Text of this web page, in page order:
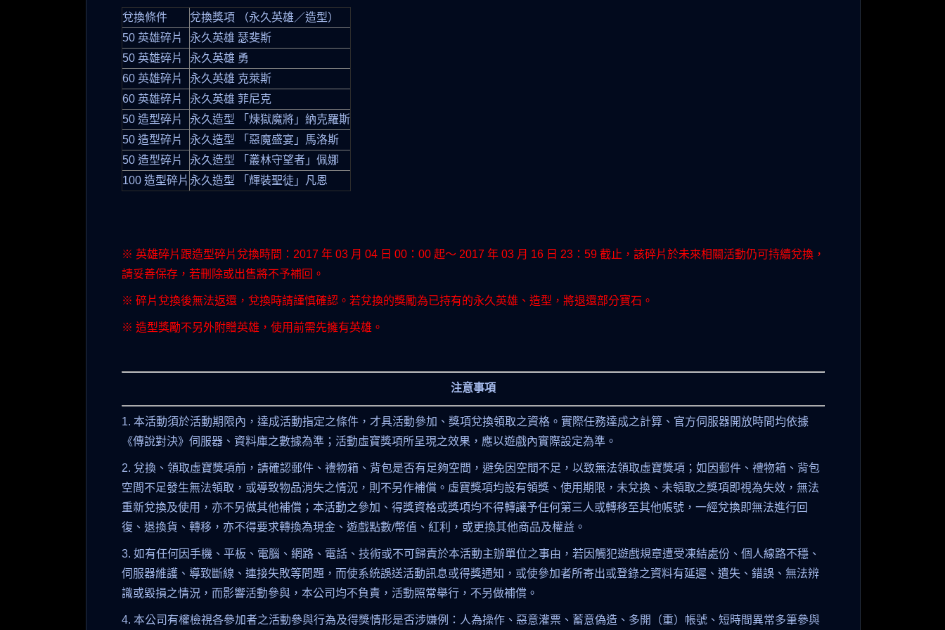
兌換條件
兌換獎項 （永久英雄／造型）
50 英雄碎片
永久英雄 瑟斐斯
50 英雄碎片
永久英雄 勇
60 英雄碎片
永久英雄 克萊斯
60 英雄碎片
永久英雄 菲尼克
50 造型碎片
永久造型 「煉獄魔將」納克羅斯
50 造型碎片
永久造型 「惡魔盛宴」馬洛斯
50 造型碎片
永久造型 「叢林守望者」佩娜
100 造型碎片 永久造型 「輝裝聖徒」凡恩
※ 英雄碎片跟造型碎片兌換時間：2017 年 03 月 04 日 00：00 起～ 2017 年 03 月 16 日 23：59 截止，該碎片於未來相關活動仍可持續兌換，
請妥善保存，若刪除或出售將不予補回。
※ 碎片兌換後無法返還，兌換時請謹慎確認。若兌換的獎勵為已持有的永久英雄、造型，將退還部分寶石。
※ 造型獎勵不另外附贈英雄，使用前需先擁有英雄。
注意事項
1. 本活動須於活動期限內，達成活動指定之條件，才具活動參加、獎項兌換領取之資格。實際任務達成之計算、官方伺服器開放時間均依據
《傳說對決》伺服器、資料庫之數據為準；活動虛寶獎項所呈現之效果，應以遊戲內實際設定為準。
2. 兌換、領取虛寶獎項前，請確認郵件、禮物箱、背包是否有足夠空間，避免因空間不足，以致無法領取虛寶獎項；如因郵件、禮物箱、背包
空間不足發生無法領取，或導致物品消失之情況，則不另作補償。虛寶獎項均設有領獎、使用期限，未兌換、未領取之獎項即視為失效，無法
重新兌換及使用，亦不另做其他補償；本活動之參加、得獎資格或獎項均不得轉讓予任何第三人或轉移至其他帳號，一經兌換即無法進行回
復、退換貨、轉移，亦不得要求轉換為現金、遊戲點數/幣值、紅利，或更換其他商品及權益。
3. 如有任何因手機、平板、電腦、網路、電話、技術或不可歸責於本活動主辦單位之事由，若因觸犯遊戲規章遭受凍結處份、個人線路不穩、
伺服器維護、導致斷線、連接失敗等問題，而使系統誤送活動訊息或得獎通知，或使參加者所寄出或登錄之資料有延遲、遺失、錯誤、無法辨
識或毀損之情況，而影響活動參與，本公司均不負責，活動照常舉行，不另做補償。
4. 本公司有權檢視各參加者之活動參與行為及得獎情形是否涉嫌例：人為操作、惡意灌票、蓄意偽造、多開（重）帳號、短時間異常多筆參與